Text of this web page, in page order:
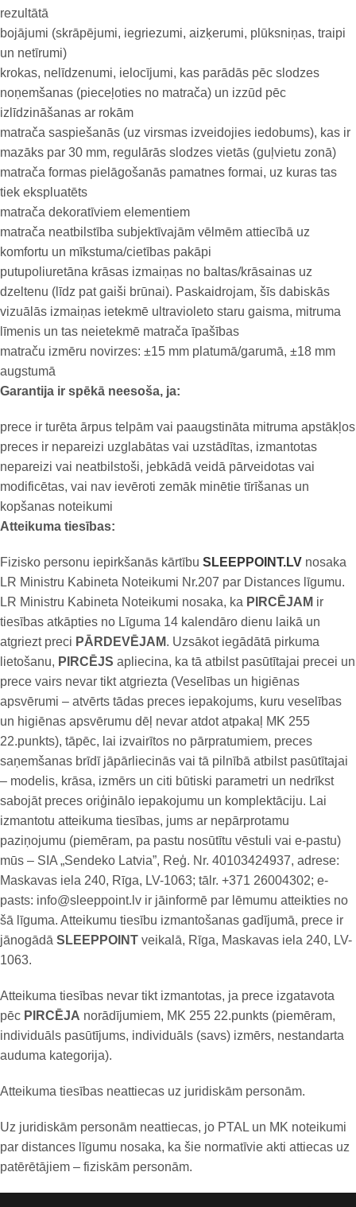
rezultātā
bojājumi (skrāpējumi, iegriezumi, aizķerumi, plūksniņas, traipi
un netīrumi)
krokas, nelīdzenumi, ielocījumi, kas parādās pēc slodzes
noņemšanas (pieceļoties no matrača) un izzūd pēc
izlīdzināšanas ar rokām
matrača saspiešanās (uz virsmas izveidojies iedobums), kas ir
mazāks par 30 mm, regulārās slodzes vietās (guļvietu zonā)
matrača formas pielāgošanās pamatnes formai, uz kuras tas
tiek ekspluatēts
matrača dekoratīviem elementiem
matrača neatbilstība subjektīvajām vēlmēm attiecībā uz
komfortu un mīkstuma/cietības pakāpi
putupoliuretāna krāsas izmaiņas no baltas/krāsainas uz
dzeltenu (līdz pat gaiši brūnai). Paskaidrojam, šīs dabiskās
vizuālās izmaiņas ietekmē ultravioleto staru gaisma, mitruma
līmenis un tas neietekmē matrača īpašības
matraču izmēru novirzes: ±15 mm platumā/garumā, ±18 mm
augstumā
Garantija ir spēkā neesoša, ja:
prece ir turēta ārpus telpām vai paaugstināta mitruma apstākļos
preces ir nepareizi uzglabātas vai uzstādītas, izmantotas
nepareizi vai neatbilstoši, jebkādā veidā pārveidotas vai
modificētas, vai nav ievēroti zemāk minētie tīrīšanas un
kopšanas noteikumi
Atteikuma tiesības:
Fizisko personu iepirkšanās kārtību SLEEPPOINT.LV nosaka
LR Ministru Kabineta Noteikumi Nr.207 par Distances līgumu.
LR Ministru Kabineta Noteikumi nosaka, ka PIRCĒJAM ir
tiesības atkāpties no Līguma 14 kalendāro dienu laikā un
atgriezt preci PĀRDEVĒJAM. Uzsākot iegādātā pirkuma
lietošanu, PIRCĒJS apliecina, ka tā atbilst pasūtītajai precei un
prece vairs nevar tikt atgriezta (Veselības un higiēnas
apsvērumi – atvērts tādas preces iepakojums, kuru veselības
un higiēnas apsvērumu dēļ nevar atdot atpakaļ MK 255
22.punkts), tāpēc, lai izvairītos no pārpratumiem, preces
saņemšanas brīdī jāpārliecinās vai tā pilnībā atbilst pasūtītajai
– modelis, krāsa, izmērs un citi būtiski parametri un nedrīkst
sabojāt preces oriģinālo iepakojumu un komplektāciju. Lai
izmantotu atteikuma tiesības, jums ar nepārprotamu
paziņojumu (piemēram, pa pastu nosūtītu vēstuli vai e-pastu)
mūs – SIA „Sendeko Latvia”, Reģ. Nr. 40103424937, adrese:
Maskavas iela 240, Rīga, LV-1063; tālr. +371 26004302; e-
pasts: info@sleeppoint.lv ir jāinformē par lēmumu atteikties no
šā līguma. Atteikumu tiesību izmantošanas gadījumā, prece ir
jānogādā SLEEPPOINT veikalā, Rīga, Maskavas iela 240, LV-
1063.
Atteikuma tiesības nevar tikt izmantotas, ja prece izgatavota
pēc PIRCĒJA norādījumiem, MK 255 22.punkts (piemēram,
individuāls pasūtījums, individuāls (savs) izmērs, nestandarta
auduma kategorija).
Atteikuma tiesības neattiecas uz juridiskām personām.
Uz juridiskām personām neattiecas, jo PTAL un MK noteikumi
par distances līgumu nosaka, ka šie normatīvie akti attiecas uz
patērētājiem – fiziskām personām.